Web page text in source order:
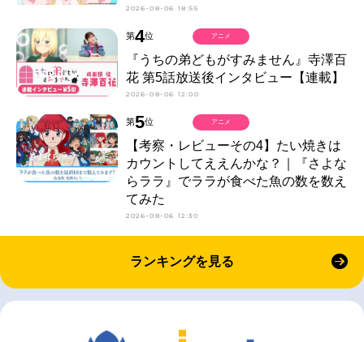
2026-08-06 18:55
第4位
『うちの弟どもがすみません』寺澤百
花 第5話放送後インタビュー【連載】
2026-08-06 12:00
アニメ
第5位
【考察・レビューその4】たい焼きは
カウントしてええんかな？｜『さよな
らララ』でララが食べた魚の数を数え
てみた
2026-08-06 12:30
アニメ
ランキングを見る